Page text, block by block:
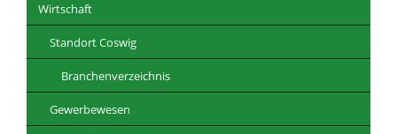
Wirtschaft
Standort Coswig
Branchenverzeichnis
Gewerbewesen